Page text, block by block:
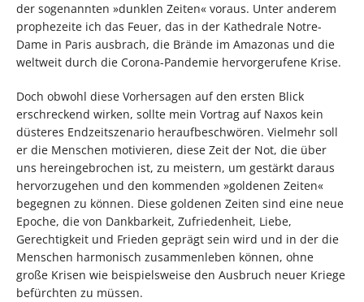
der sogenannten »dunklen Zeiten« voraus. Unter anderem
prophezeite ich das Feuer, das in der Kathedrale Notre-
Dame in Paris ausbrach, die Brände im Amazonas und die
weltweit durch die Corona-Pandemie hervorgerufene Krise.
Doch obwohl diese Vorhersagen auf den ersten Blick
erschreckend wirken, sollte mein Vortrag auf Naxos kein
düsteres Endzeitszenario heraufbeschwören. Vielmehr soll
er die Menschen motivieren, diese Zeit der Not, die über
uns hereingebrochen ist, zu meistern, um gestärkt daraus
hervorzugehen und den kommenden »goldenen Zeiten«
begegnen zu können. Diese goldenen Zeiten sind eine neue
Epoche, die von Dankbarkeit, Zufriedenheit, Liebe,
Gerechtigkeit und Frieden geprägt sein wird und in der die
Menschen harmonisch zusammenleben können, ohne
große Krisen wie beispielsweise den Ausbruch neuer Kriege
befürchten zu müssen.